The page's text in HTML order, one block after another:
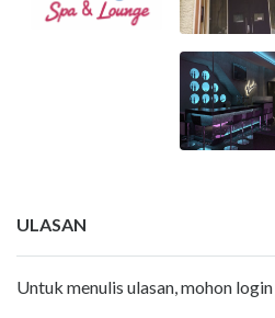
ULASAN
Untuk menulis ulasan, mohon login